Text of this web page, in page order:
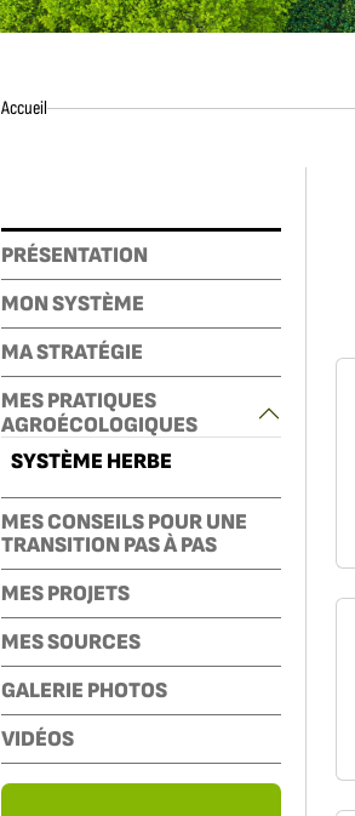
AccueilAccueil
PRÉSENTATION
MON SYSTÈME
MA STRATÉGIE
MES PRATIQUES
AGROÉCOLOGIQUES
SYSTÈME HERBE
MES CONSEILS POUR UNE
TRANSITION PAS À PAS
MES PROJETS
MES SOURCES
GALERIE PHOTOS
VIDÉOS